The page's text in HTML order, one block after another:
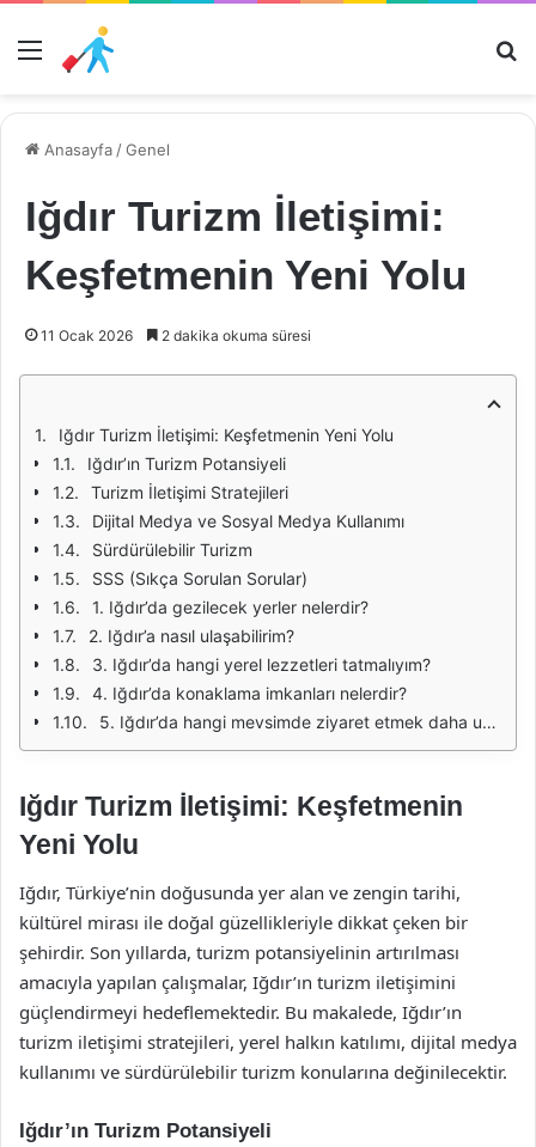
Menü
Anasayfa /Genel
Iğdır Turizm İletişimi:
Keşfetmenin Yeni Yolu
11 Ocak 2026 2 dakika okuma süresi
Iğdır Turizm İletişimi: Keşfetmenin Yeni Yolu
Iğdır’ın Turizm Potansiyeli
Turizm İletişimi Stratejileri
Dijital Medya ve Sosyal Medya Kullanımı
Sürdürülebilir Turizm
SSS (Sıkça Sorulan Sorular)
1. Iğdır’da gezilecek yerler nelerdir?
2. Iğdır’a nasıl ulaşabilirim?
3. Iğdır’da hangi yerel lezzetleri tatmalıyım?
4. Iğdır’da konaklama imkanları nelerdir?
5. Iğdır’da hangi mevsimde ziyaret etmek daha uygundur?
Iğdır Turizm İletişimi: Keşfetmenin
Yeni Yolu
Iğdır, Türkiye’nin doğusunda yer alan ve zengin tarihi,
kültürel mirası ile doğal güzellikleriyle dikkat çeken bir
şehirdir. Son yıllarda, turizm potansiyelinin artırılması
amacıyla yapılan çalışmalar, Iğdır’ın turizm iletişimini
güçlendirmeyi hedeflemektedir. Bu makalede, Iğdır’ın
turizm iletişimi stratejileri, yerel halkın katılımı, dijital medya
kullanımı ve sürdürülebilir turizm konularına değinilecektir.
Iğdır’ın Turizm Potansiyeli